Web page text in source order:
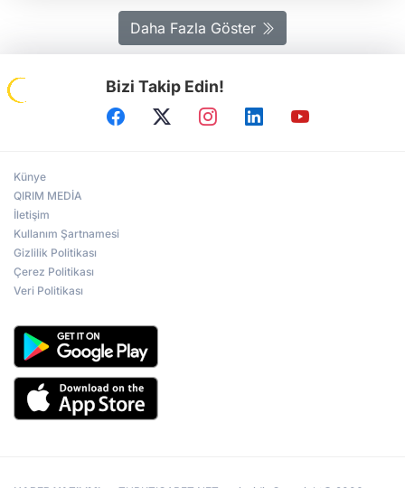
Ankara ziyareti kapsamında çeşitli temaslar gerçekleştirdi.
İvanov, 29. Türkiye Büyük Millet Meclisi (TBMM) Başkanı
Mustafa Şentop ile görüştü. Sonrasında TİKA Başkanı
Serkan Kayalar ile görüşen İvanov, TİKA tarafından Kuzey
desteklerinden dolayı teşekkürlerini iletti. İvanov aynı
zamanda TİKA Başkan Yardımcısı Mahmut Çevik ile bir
araya geldi. Görüşmede İvanov ve Çevik, TİKA’nın Kuzey
değerlendirildi.
Daha Fazla Göster
Bizi Takip Edin!
Künye
QIRIM MEDİA
İletişim
Kullanım Şartnamesi
Gizlilik Politikası
Çerez Politikası
Veri Politikası